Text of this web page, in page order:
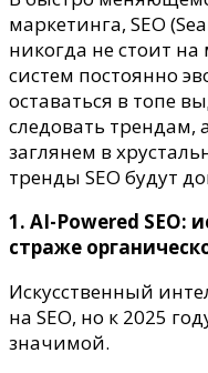
маркетинга, SEO
никогда не стоит
систем постоянно
оставаться в топе
следовать трендам,
заглянем в
тренды SEO будут
1. AI-Powered SEO:
страже
Искусственный
на SEO, но к 2025
значимой.